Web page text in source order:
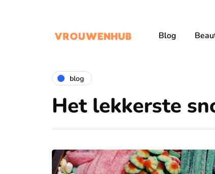
Blog
blog
Het lekkerste